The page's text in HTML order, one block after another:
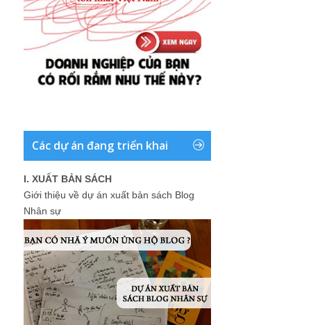
Các dự án đang triển khai
I. XUẤT BẢN SÁCH
Giới thiệu về dự án xuất bản sách Blog
Nhân sự